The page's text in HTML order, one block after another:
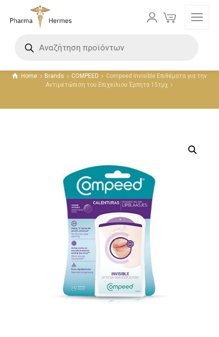
Home Brands COMPEED
Compeed Invisible Επιθέματα για την
Αντιμετώπιση του Επιχείλιου Έρπητα 15τμχ